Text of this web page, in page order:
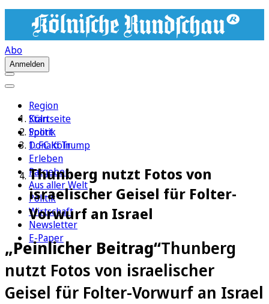
Abo
Anmelden
Region
Köln
Sport
1. FC Köln
Erleben
Ratgeber
Aus aller Welt
Politik
Wirtschaft
Newsletter
E-Paper
Startseite
Politik
Donald Trump
Thunberg nutzt Fotos von
israelischer Geisel für Folter-
Vorwurf an Israel
„Peinlicher Beitrag“Thunberg
nutzt Fotos von israelischer
Geisel für Folter-Vorwurf an Israel